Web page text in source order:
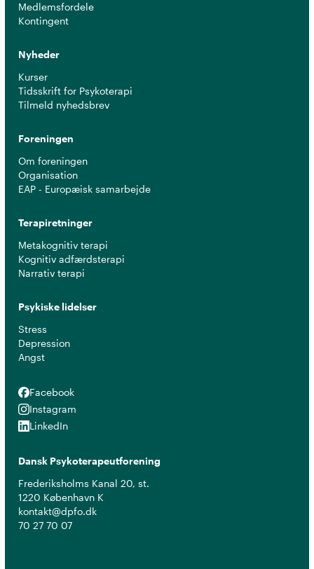
Medlemsfordele
Kontingent
Nyheder
Kurser
Tidsskrift for Psykoterapi
Tilmeld nyhedsbrev
Foreningen
Om foreningen
Organisation
EAP - Europæisk samarbejde
Terapiretninger
Metakognitiv terapi
Kognitiv adfærdsterapi
Narrativ terapi
Psykiske lidelser
Stress
Depression
Angst
Facebook
Facebook
Instagram
Instagram
LinkedIn
LinkedIn
Dansk Psykoterapeutforening
Frederiksholms Kanal 20, st.
1220 København K
kontakt@dpfo.dk
70 27 70 07